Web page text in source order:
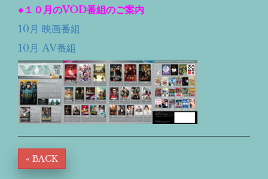
●１０ 月のVOD番組のご案内
10月 映画番組
10月 AV番組
« BACK